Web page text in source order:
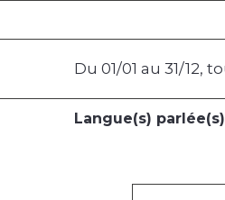
Du 01/01 au 31/12,
Langue(s)